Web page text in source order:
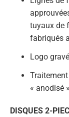
tuyaux de
fabriqués
Logo
« anodisé
DISQUES 2-